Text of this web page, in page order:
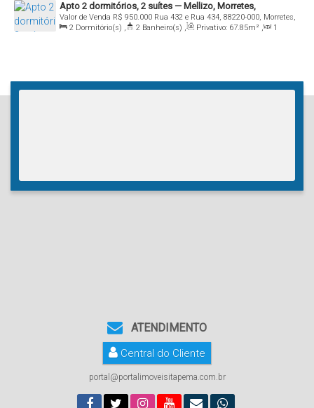
Apto 2 dormitórios, 2 suítes — Mellizo, Morretes,
Itapema/SC
R$ 950.000
Valor de Venda
Rua 432 e Rua 434, 88220-000, Morretes,
Itapema, Santa Catarina, Brasil
2 Dormitório(s) , 2 Banheiro(s) , Privativo: 67.85m² ,
1
ATENDIMENTO
Central do Cliente
portal@portalimoveisitapema.com.br